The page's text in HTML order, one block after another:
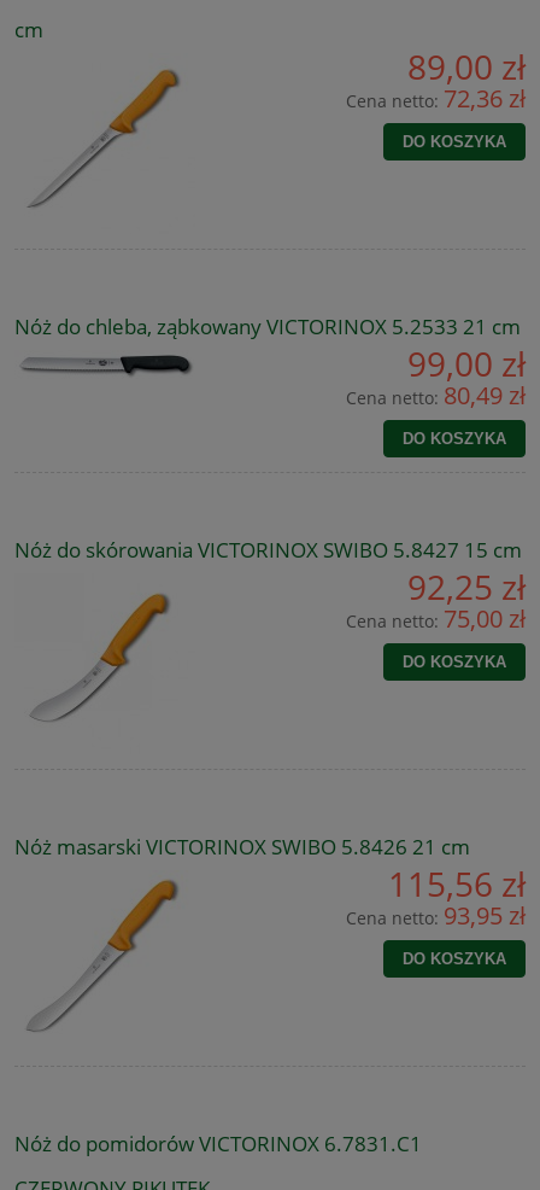
cm
89,00 zł
Cena netto: 72,36 zł
DO KOSZYKA
Nóż do chleba, ząbkowany VICTORINOX 5.2533 21 cm
99,00 zł
Cena netto: 80,49 zł
DO KOSZYKA
Nóż do skórowania VICTORINOX SWIBO 5.8427 15 cm
92,25 zł
Cena netto: 75,00 zł
DO KOSZYKA
Nóż masarski VICTORINOX SWIBO 5.8426 21 cm
115,56 zł
Cena netto: 93,95 zł
DO KOSZYKA
Nóż do pomidorów VICTORINOX 6.7831.C1